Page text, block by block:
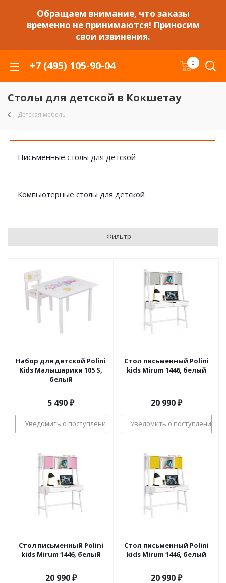
Обращаем внимание, что заказы
временно не принимаются! Приносим
свои извинения.
+7 (495) 105-90-04 0
Столы для детской в Кокшетау
Детская мебель
Письменные столы для детской
Компьютерные столы для детской
Фильтр
Набор для детской Polini
Kids Малышарики 105 S,
белый
5 490₽
Уведомить о поступлении
Стол письменный Polini
kids Mirum 1446, белый
20 990₽
Уведомить о поступлении
Стол письменный Polini
kids Mirum 1446, белый
20 990₽
Стол письменный Polini
kids Mirum 1446, белый
20 990₽